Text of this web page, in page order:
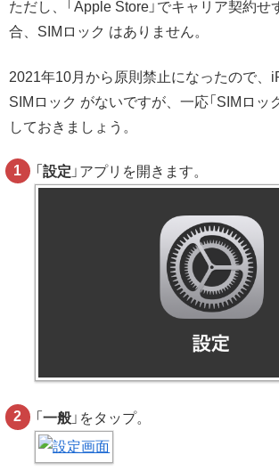
ただし、「Apple Store」でキャリア契約せ
合、SIMロック はありません。
2021年10月から原則禁止になったので、
SIMロック がないですが、一応「SIMロッ
しておきましょう。
「設定 」アプリを開きます。
「一般 」をタップ。